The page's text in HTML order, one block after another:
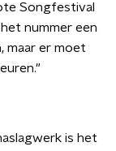
Songfestival
nummer een
maar er moet
is het